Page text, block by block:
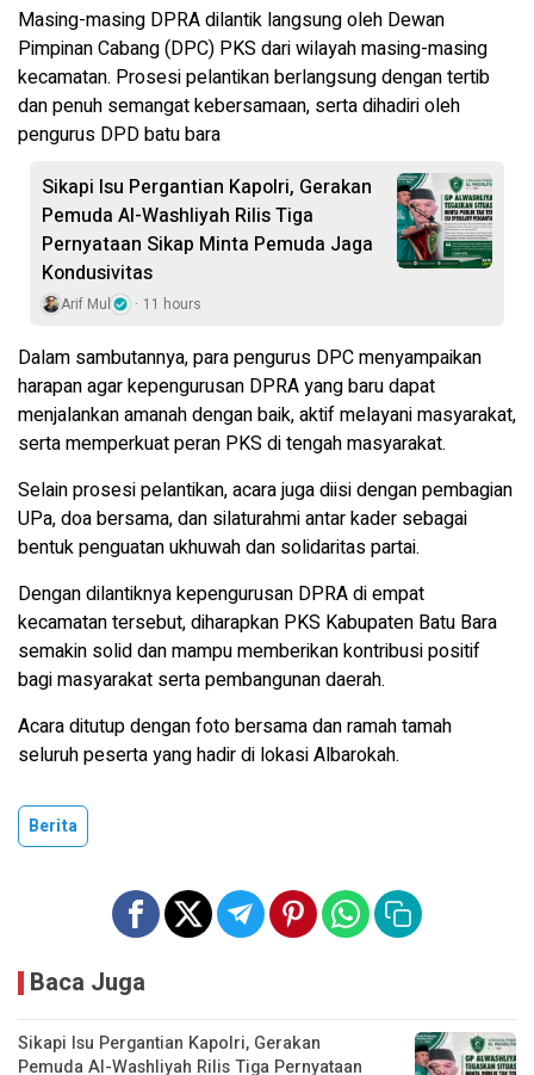
Masing-masing DPRA dilantik langsung oleh Dewan
Pimpinan Cabang (DPC) PKS dari wilayah masing-masing
kecamatan. Prosesi pelantikan berlangsung dengan tertib
dan penuh semangat kebersamaan, serta dihadiri oleh
pengurus DPD batu bara
Sikapi Isu Pergantian Kapolri, Gerakan
Pemuda Al-Washliyah Rilis Tiga
Pernyataan Sikap Minta Pemuda Jaga
Kondusivitas
Arif Mul 11 hours
Dalam sambutannya, para pengurus DPC menyampaikan
harapan agar kepengurusan DPRA yang baru dapat
menjalankan amanah dengan baik, aktif melayani masyarakat,
serta memperkuat peran PKS di tengah masyarakat.
Selain prosesi pelantikan, acara juga diisi dengan pembagian
UPa, doa bersama, dan silaturahmi antar kader sebagai
bentuk penguatan ukhuwah dan solidaritas partai.
Dengan dilantiknya kepengurusan DPRA di empat
kecamatan tersebut, diharapkan PKS Kabupaten Batu Bara
semakin solid dan mampu memberikan kontribusi positif
bagi masyarakat serta pembangunan daerah.
Acara ditutup dengan foto bersama dan ramah tamah
seluruh peserta yang hadir di lokasi Albarokah.
Berita
Baca Juga
Sikapi Isu Pergantian Kapolri, Gerakan
Pemuda Al-Washliyah Rilis Tiga Pernyataan